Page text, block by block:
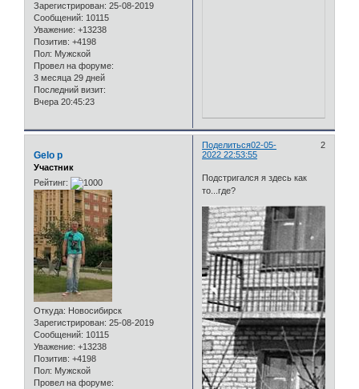
Зарегистрирован: 25-08-2019
Сообщений: 10115
Уважение: +13238
Позитив: +4198
Пол: Мужской
Провел на форуме:
3 месяца 29 дней
Последний визит:
Вчера 20:45:23
Поделиться 2
02-05-
2022 22:53:55
Gelo p
Участник
Рейтинг:
Откуда: Новосибирск
Зарегистрирован: 25-08-2019
Сообщений: 10115
Уважение: +13238
Позитив: +4198
Пол: Мужской
Провел на форуме:
Подстригался я здесь как
то...где?